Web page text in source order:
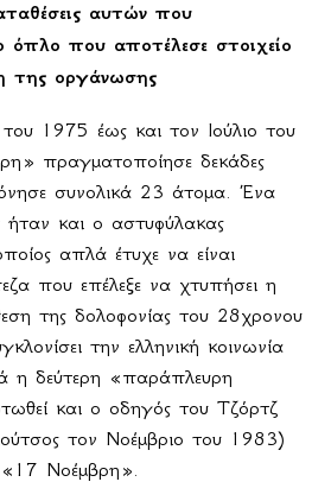
αυτών που
όπλο που αποτέλεσε στοιχείο
της οργάνωσης
1975 έως και τον Ιούλιο του
πραγματοποίησε δεκάδες
συνολικά 23 άτομα. Ένα
και ο αστυφύλακας
απλά έτυχε να είναι
που επέλεξε να χτυπήσει η
της δολοφονίας του 28χρονου
την ελληνική κοινωνία
η δεύτερη «παράπλευρη
και ο οδηγός του Τζόρτζ
τον Νοέμβριο του 1983)
Νοέμβρη».